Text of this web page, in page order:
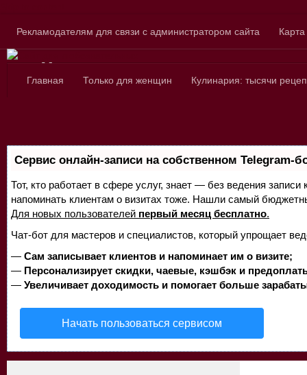
Рекламодателям для связи с администратором сайта
Сайт для
Главная Только для женщин Кулинария: тысячи
Сервис онлайн-записи на собственном Telegram-
Тот, кто работает в сфере услуг, знает — без ведения
напоминать клиентам о визитах тоже. Нашли самый
Для новых пользователей первый месяц бесплатно.
Чат-бот для мастеров и специалистов, который упрощает
— Сам записывает клиентов и напоминает им о визите;
— Персонализирует скидки, чаевые, кэшбэк и
— Увеличивает доходимость и помогает больше
Начать пользоваться сервисом